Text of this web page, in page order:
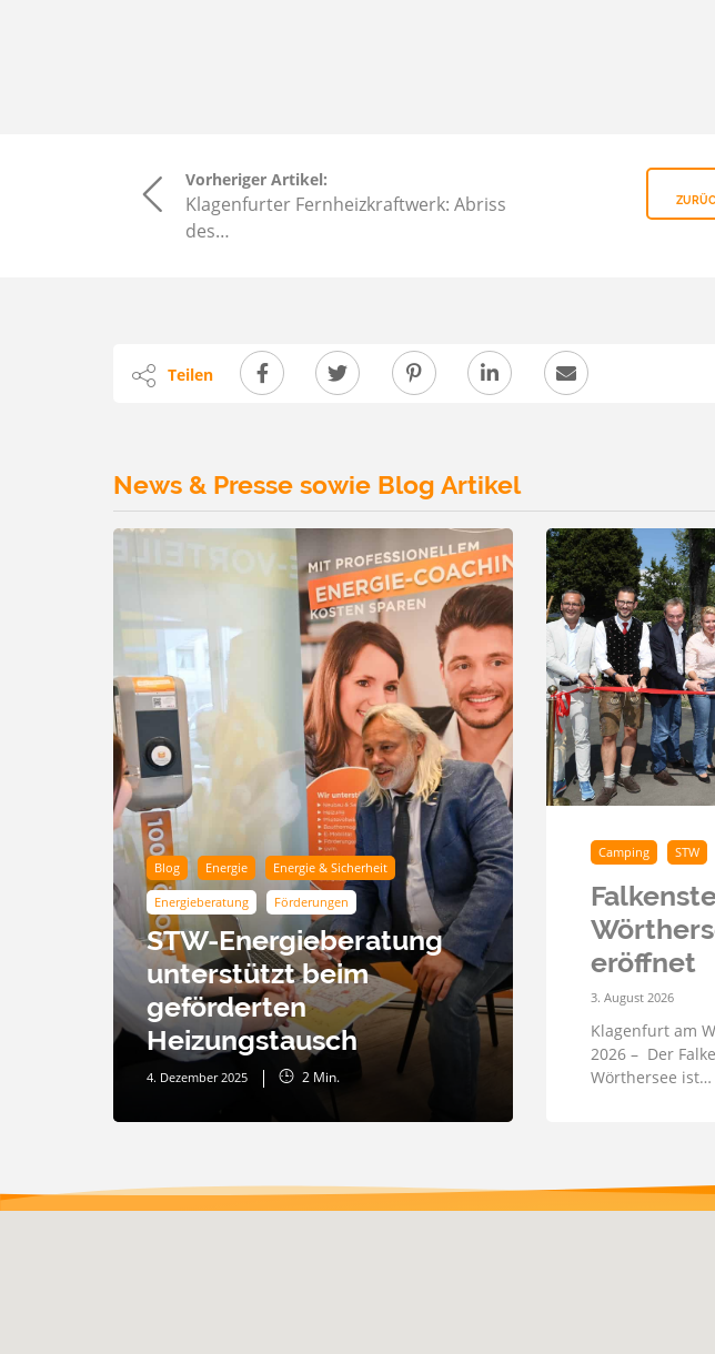
Vorheriger Artikel:
Klagenfurter Fernheizkraftwerk: Abriss
des…
Teilen
News & Presse sowie Blog Artikel
Blog Energie Energie & Sicherheit
Energieberatung Förderungen
STW-Energieberatung
unterstützt beim
geförderten
Heizungstausch
4. Dezember 2025 2 Min.
Camping STW
eröffnet
3. August 2026
Klagenfurt am
2026 – Der
Wörthersee ist…